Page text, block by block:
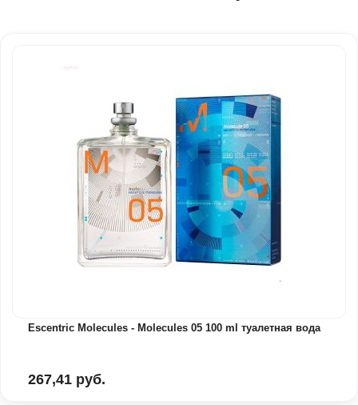
Escentric Molecules - Molecules 05 100 ml туалетная вода
267,41 руб.